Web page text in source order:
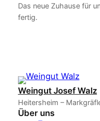
Das neue Zuhause für
fertig.
Weingut Josef Walz
Heitersheim –
Über uns